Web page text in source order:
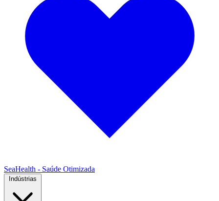
SeaHealth - Saúde Otimizada